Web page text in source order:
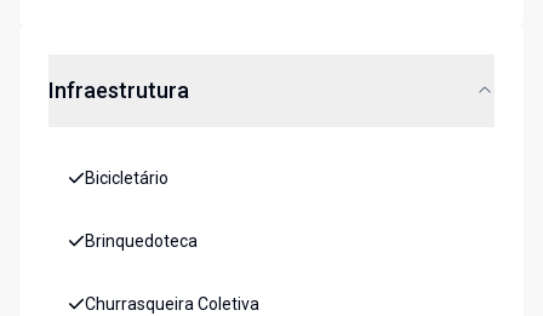
Infraestrutura
Bicicletário
Brinquedoteca
Churrasqueira Coletiva